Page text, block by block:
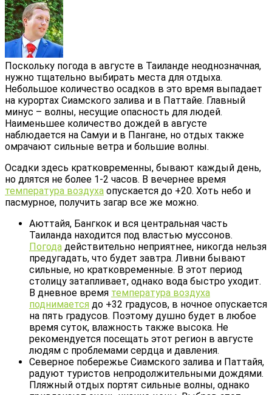
Поскольку погода в августе в Таиланде неоднозначная,
нужно тщательно выбирать места для отдыха.
Небольшое количество осадков в это время выпадает
на курортах Сиамского залива и в Паттайе. Главный
минус – волны, несущие опасность для людей.
Наименьшее количество дождей в августе
наблюдается на Самуи и в Пангане, но отдых также
омрачают сильные ветра и большие волны.
Осадки здесь кратковременны, бывают каждый день,
но длятся не более 1-2 часов. В вечернее время
температура воздуха опускается до +20. Хоть небо и
пасмурное, получить загар все же можно.
Аюттайя, Бангкок и вся центральная часть
Таиланда находится под властью муссонов.
Погода действительно неприятнее, никогда нельзя
предугадать, что будет завтра. Ливни бывают
сильные, но кратковременные. В этот период
столицу затапливает, однако вода быстро уходит.
В дневное время температура воздуха
поднимается до +32 градусов, в ночное опускается
на пять градусов. Поэтому душно будет в любое
время суток, влажность также высока. Не
рекомендуется посещать этот регион в августе
людям с проблемами сердца и давления.
Северное побережье Сиамского залива и Паттайя,
радуют туристов непродолжительными дождями.
Пляжный отдых портят сильные волны, однако